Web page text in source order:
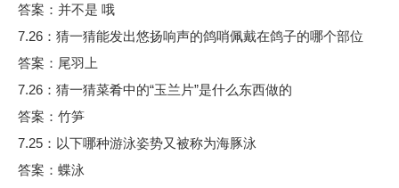
答案：并不是 哦
7.26：猜一猜能发出悠扬响声的鸽哨佩戴在鸽子的哪个部位
答案：尾羽上
7.26：猜一猜菜肴中的“玉兰片”是什么东西做的
答案：竹笋
7.25：以下哪种游泳姿势又被称为海豚泳
答案：蝶泳